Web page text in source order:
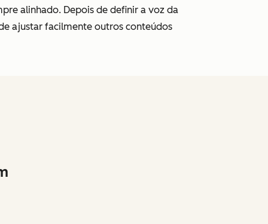
alinhado. Depois de definir a voz da
ajustar facilmente outros conteúdos